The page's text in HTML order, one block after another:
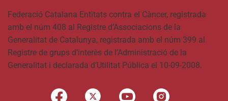
Federació Catalana Entitats contra el Càncer, registrada
amb el núm 408 al Registre d’Associacions de la
Generalitat de Catalunya, registrada amb el núm 399 al
Registre de grups d’interès de l’Administració de la
Generalitat i declarada d’Utilitat Pública el 10-09-2008.